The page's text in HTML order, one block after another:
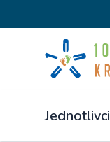
Jednotlivci